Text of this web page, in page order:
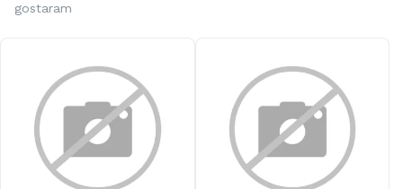
gostaram